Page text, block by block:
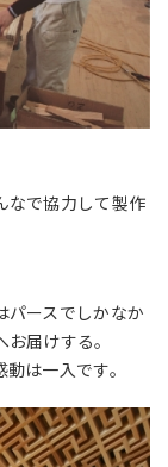
なで協力して製作
パースでしかなか
届けする。
は一入です。